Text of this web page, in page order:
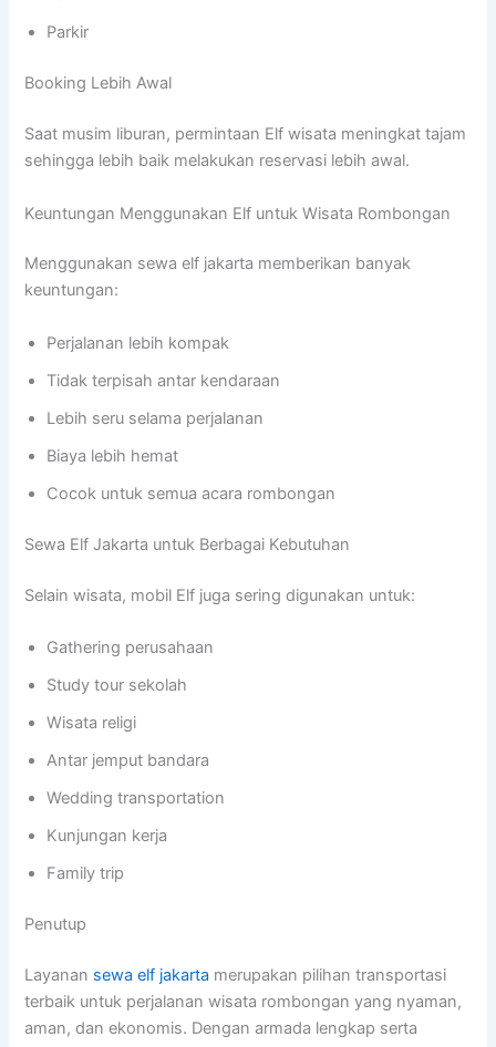
Parkir
Booking Lebih Awal
Saat musim liburan, permintaan Elf wisata meningkat tajam
sehingga lebih baik melakukan reservasi lebih awal.
Keuntungan Menggunakan Elf untuk Wisata Rombongan
Menggunakan sewa elf jakarta memberikan banyak
keuntungan:
Perjalanan lebih kompak
Tidak terpisah antar kendaraan
Lebih seru selama perjalanan
Biaya lebih hemat
Cocok untuk semua acara rombongan
Sewa Elf Jakarta untuk Berbagai Kebutuhan
Selain wisata, mobil Elf juga sering digunakan untuk:
Gathering perusahaan
Study tour sekolah
Wisata religi
Antar jemput bandara
Wedding transportation
Kunjungan kerja
Family trip
Penutup
Layanan sewa elf jakarta merupakan pilihan transportasi
terbaik untuk perjalanan wisata rombongan yang nyaman,
aman, dan ekonomis. Dengan armada lengkap serta